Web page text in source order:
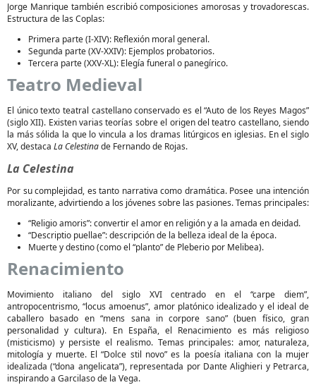
Jorge Manrique también escribió composiciones amorosas y trovadorescas.
Estructura de las Coplas:
Primera parte (I-XIV): Reflexión moral general.
Segunda parte (XV-XXIV): Ejemplos probatorios.
Tercera parte (XXV-XL): Elegía funeral o panegírico.
Teatro Medieval
El único texto teatral castellano conservado es el “Auto de los Reyes Magos”
(siglo XII). Existen varias teorías sobre el origen del teatro castellano, siendo
la más sólida la que lo vincula a los dramas litúrgicos en iglesias. En el siglo
XV, destaca La Celestinade Fernando de Rojas.
La Celestina
Por su complejidad, es tanto narrativa como dramática. Posee una intención
moralizante, advirtiendo a los jóvenes sobre las pasiones. Temas principales:
“Religio amoris”: convertir el amor en religión y a la amada en deidad.
“Descriptio puellae”: descripción de la belleza ideal de la época.
Muerte y destino (como el “planto” de Pleberio por Melibea).
Renacimiento
Movimiento italiano del siglo XVI centrado en el “carpe diem”,
antropocentrismo, “locus amoenus”, amor platónico idealizado y el ideal de
caballero basado en “mens sana in corpore sano” (buen físico, gran
personalidad y cultura). En España, el Renacimiento es más religioso
(misticismo) y persiste el realismo. Temas principales: amor, naturaleza,
mitología y muerte. El “Dolce stil novo” es la poesía italiana con la mujer
idealizada (“dona angelicata”), representada por Dante Alighieri y Petrarca,
inspirando a Garcilaso de la Vega.